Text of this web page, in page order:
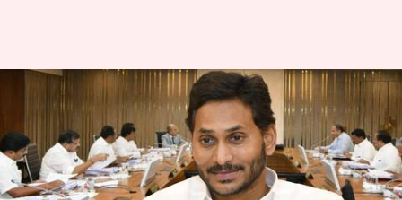
AP cabinet decisions: దసరా
నుంచే విశాఖ రాజధానిగా పాలన.. ఏపీ
కేబినెట్‌లో కీలక నిర్ణయాలు ఇవే
వ్రాసిన వారు Stalin Sep 20, 2023 04:36 pm